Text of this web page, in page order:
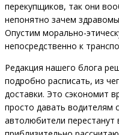
перекупщиков, так они
непонятно зачем
Опустим морально-
непосредственно к
Редакция нашего блога
подробно расписать, из
доставки. Это сэкономит
просто давать водителям
автолюбители перестанут